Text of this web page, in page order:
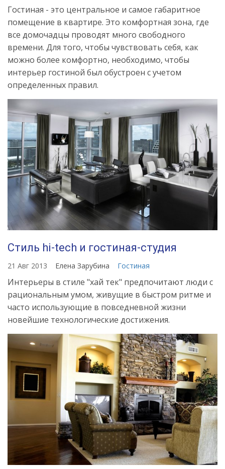
Гостиная - это центральное и самое габаритное
помещение в квартире. Это комфортная зона, где
все домочадцы проводят много свободного
времени. Для того, чтобы чувствовать себя, как
можно более комфортно, необходимо, чтобы
интерьер гостиной был обустроен с учетом
определенных правил.
Стиль hi-tech и гостиная-студия
21 Авг 2013 Елена Зарубина Гостиная
Интерьеры в стиле "хай тек" предпочитают люди с
рациональным умом, живущие в быстром ритме и
часто использующие в повседневной жизни
новейшие технологические достижения.